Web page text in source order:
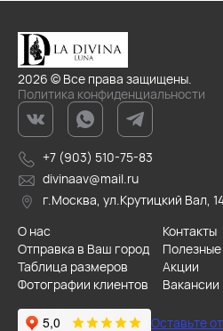
2026 © Все права защищены.
Политика конфиденциальности
+7 (903) 510-75-83
divinaav@mail.ru
г.Москва, ул.Крутицкий Вал,
О нас
Контакты
Отправка в Ваш город
Полезные
Таблица размеров
Акции
Фотографии клиентов
Вакансии
Оставьте